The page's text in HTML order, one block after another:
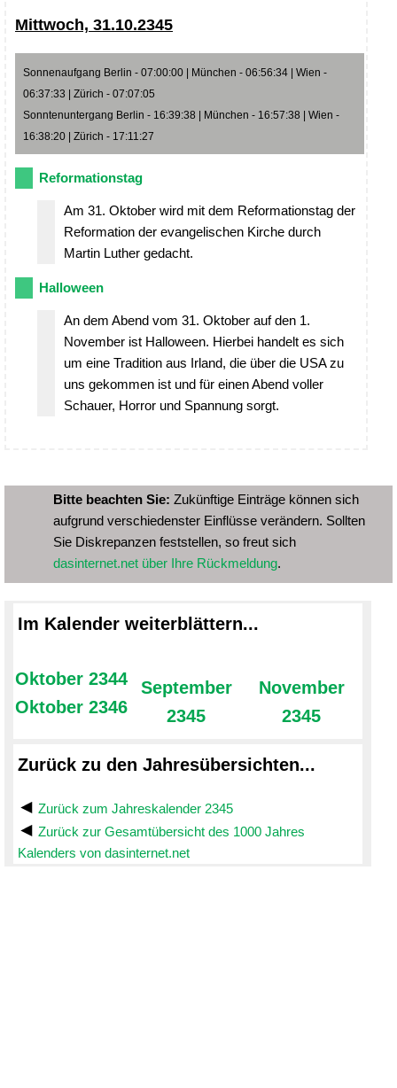
Mittwoch, 31.10.2345
Sonnenaufgang Berlin - 07:00:00 | München - 06:56:34 | Wien -
06:37:33 | Zürich - 07:07:05
Sonntenuntergang Berlin - 16:39:38 | München - 16:57:38 | Wien -
16:38:20 | Zürich - 17:11:27
Reformationstag
Am 31. Oktober wird mit dem Reformationstag der
Reformation der evangelischen Kirche durch
Martin Luther gedacht.
Halloween
An dem Abend vom 31. Oktober auf den 1.
November ist Halloween. Hierbei handelt es sich
um eine Tradition aus Irland, die über die USA zu
uns gekommen ist und für einen Abend voller
Schauer, Horror und Spannung sorgt.
Bitte beachten Sie: Zukünftige Einträge können sich
aufgrund verschiedenster Einflüsse verändern. Sollten
Sie Diskrepanzen feststellen, so freut sich
dasinternet.net über Ihre Rückmeldung.
Im Kalender weiterblättern...
Oktober 2344
Oktober 2346
September
2345
November
2345
Zurück zu den Jahresübersichten...
Zurück zum Jahreskalender 2345
Zurück zur Gesamtübersicht des 1000 Jahres
Kalenders von dasinternet.net